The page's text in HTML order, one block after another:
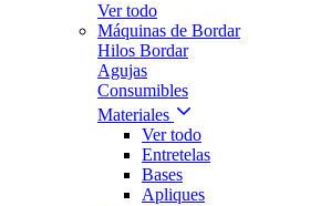
Ver todo
Máquinas de Bordar
Hilos Bordar
Agujas
Consumibles
Materiales
Ver todo
Entretelas
Bases
Apliques